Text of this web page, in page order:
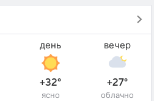
день
+32°
ясно
вечер
+27°
облачно